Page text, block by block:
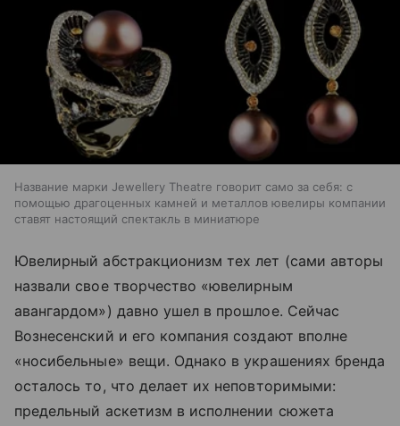
Название марки Jewellery Theatre говорит само за себя: с
помощью драгоценных камней и металлов ювелиры компании
ставят настоящий спектакль в миниатюре
Ювелирный абстракционизм тех лет (сами авторы
назвали свое творчество «ювелирным
авангардом») давно ушел в прошлое. Сейчас
Вознесенский и его компания создают вполне
«носибельные» вещи. Однако в украшениях бренда
осталось то, что делает их неповторимыми:
предельный аскетизм в исполнении сюжета